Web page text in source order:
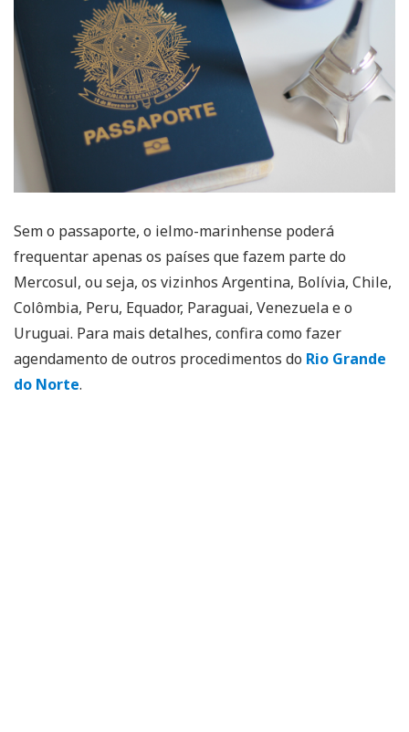
Sem o passaporte, o ielmo-marinhense poderá
frequentar apenas os países que fazem parte do
Mercosul, ou seja, os vizinhos Argentina, Bolívia, Chile,
Colômbia, Peru, Equador, Paraguai, Venezuela e o
Uruguai. Para mais detalhes, confira como fazer
agendamento de outros procedimentos do Rio Grande
do Norte.